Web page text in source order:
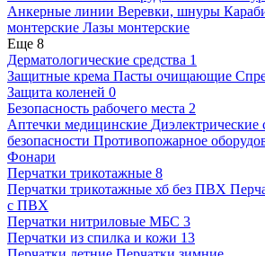
Анкерные линии Веревки, шнуры
монтерские Лазы монтерские
Еще 8
Дерматологические средства 1
Защитные крема Пасты очищающие
Защита коленей 0
Безопасность рабочего места 2
Аптечки медицинские Диэлектрические
безопасности Противопожарное
Фонари
Перчатки трикотажные 8
Перчатки трикотажные хб без ПВХ
с ПВХ
Перчатки нитриловые МБС 3
Перчатки из спилка и кожи 13